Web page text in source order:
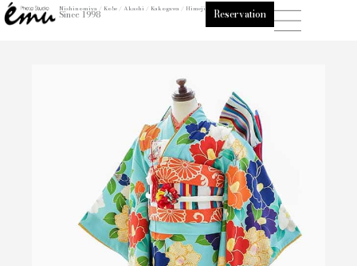
内
容
Nishinomiya / Kobe / Akashi / Kakogawa / Himeji
Since 1998 Reservation